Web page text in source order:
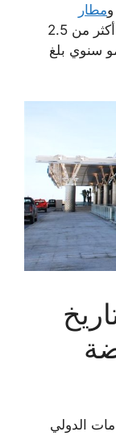
مطار
، حيث استقبل أكثر من 2.5
2023 بمعدل نمو سنوي بلغ
الدولي